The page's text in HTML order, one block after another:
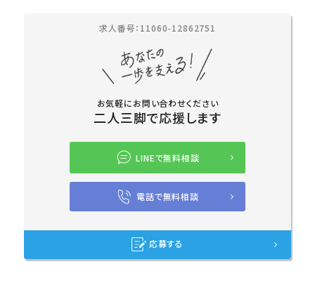
求人番号：11060-12862751
お気軽にお問い合わせください
二人三脚で応援します
LINEで無料相談
電話で無料相談
応募する